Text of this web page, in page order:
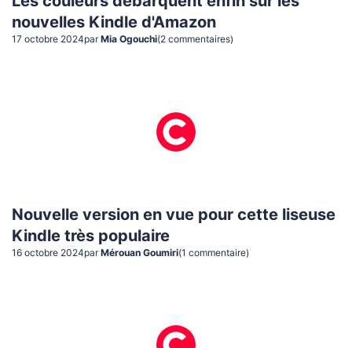
nouvelles Kindle d'Amazon
17 octobre 2024par Mia Ogouchi(2 commentaires)
Nouvelle version en vue pour cette liseuse
Kindle très populaire
16 octobre 2024par Mérouan Goumiri(1 commentaire)